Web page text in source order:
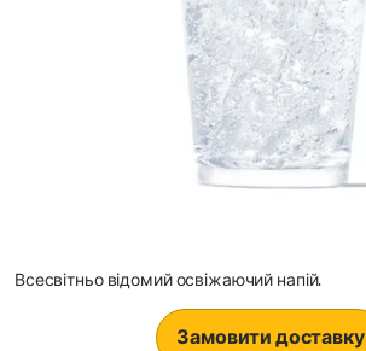
Всесвітньо відомий освіжаючий напій.
Замовити доставку